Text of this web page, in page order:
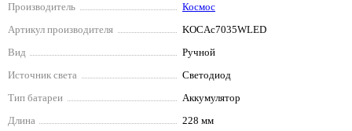
Производитель
Космос
Артикул производителя
KOCAc7035WLED
Вид
Ручной
Источник света
Светодиод
Тип батареи
Аккумулятор
Длина
228 мм